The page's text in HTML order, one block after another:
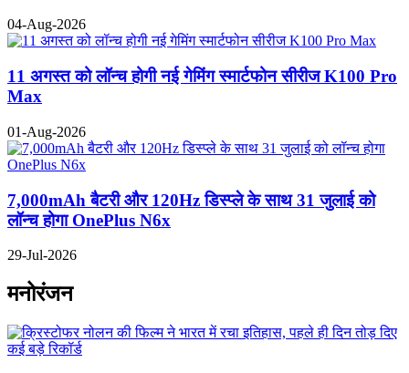
04-Aug-2026
11 अगस्त को लॉन्च होगी नई गेमिंग स्मार्टफोन सीरीज K100 Pro
Max
01-Aug-2026
7,000mAh बैटरी और 120Hz डिस्प्ले के साथ 31 जुलाई को
लॉन्च होगा OnePlus N6x
29-Jul-2026
मनोरंजन